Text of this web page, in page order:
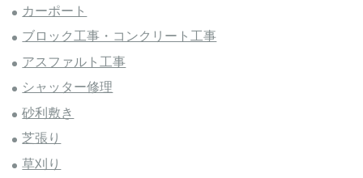
カーポート
ブロック工事・コンクリート工事
アスファルト工事
シャッター修理
砂利敷き
芝張り
草刈り